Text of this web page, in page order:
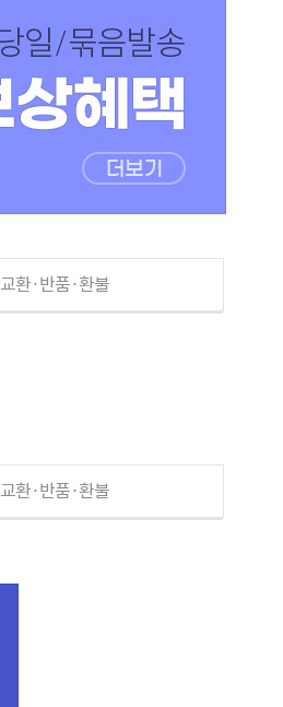
교환·반품·환불
교환·반품·환불